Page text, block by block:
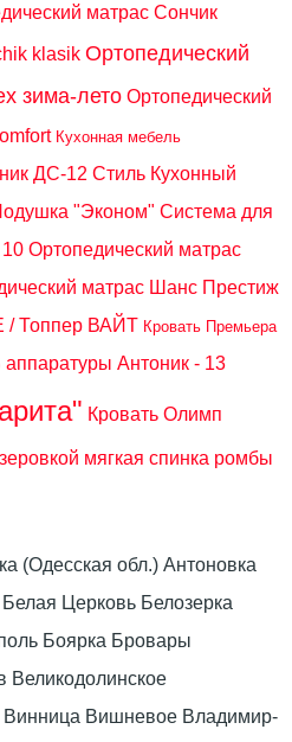
матрас Сончик
klasik Ортопедический
зима-лето Ортопедический
Кухонная мебель
ДС-12 Стиль Кухонный
"Эконом" Система для
Ортопедический матрас
матрас Шанс Престиж
/ Топпер ВАЙТ Кровать Премьера
Антоник - 13
Кровать Олимп
мягкая спинка ромбы
(Одесская обл.) Антоновка
Церковь Белозерка
Боярка Бровары
Великодолинское
Винница Вишневое Владимир-